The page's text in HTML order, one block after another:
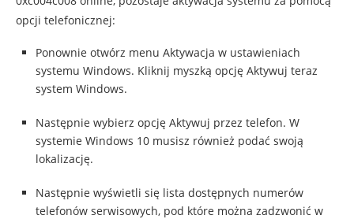
opcji telefonicznej:
Ponownie otwórz menu Aktywacja w ustawieniach
systemu Windows. Kliknij myszką opcję Aktywuj teraz
system Windows.
Następnie wybierz opcję Aktywuj przez telefon. W
systemie Windows 10 musisz również podać swoją
lokalizację.
Następnie wyświetli się lista dostępnych numerów
telefonów serwisowych, pod które można zadzwonić w